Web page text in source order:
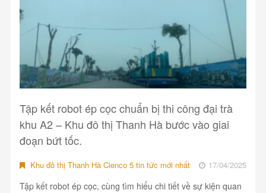
Tập kết robot ép cọc chuẩn bị thi công đại trà
khu A2 – Khu đô thị Thanh Hà bước vào giai
đoạn bứt tốc.
Khu đô thị Thanh Hà Cienco 5 tin tức mới nhất 17/04/2025
Tập kết robot ép cọc, cùng tìm hiểu chi tiết về sự kiện quan